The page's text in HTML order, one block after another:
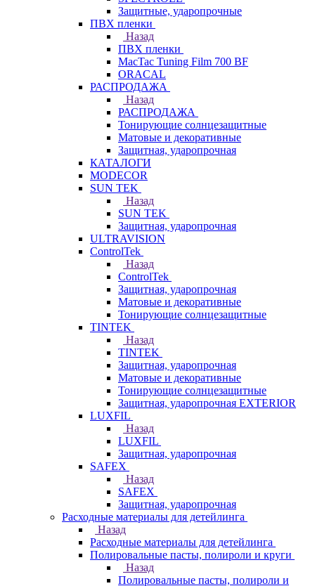
Защитные, ударопрочные
ПВХ пленки
Назад
ПВХ пленки
MacTac Tuning Film 700 BF
ORACAL
РАСПРОДАЖА
Назад
РАСПРОДАЖА
Тонирующие солнцезащитные
Матовые и декоративные
Защитная, ударопрочная
КАТАЛОГИ
MODECOR
SUN TEK
Назад
SUN TEK
Защитная, ударопрочная
ULTRAVISION
ControlTek
Назад
ControlTek
Защитная, ударопрочная
Матовые и декоративные
Тонирующие солнцезащитные
TINTEK
Назад
TINTEK
Защитная, ударопрочная
Матовые и декоративные
Тонирующие солнцезащитные
Защитная, ударопрочная EXTERIOR
LUXFIL
Назад
LUXFIL
Защитная, ударопрочная
SAFEX
Назад
SAFEX
Защитная, ударопрочная
Расходные материалы для детейлинга
Назад
Расходные материалы для детейлинга
Полировальные пасты, полироли и круги
Назад
Полировальные пасты, полироли и